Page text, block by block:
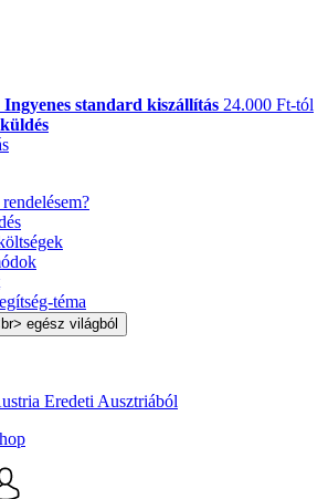
standard kiszállítás 24.000 Ft-tól
téma
Eredeti Ausztriából